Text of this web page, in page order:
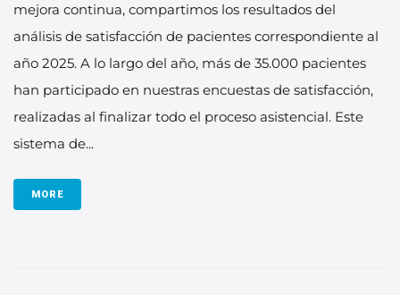
mejora continua, compartimos los resultados del
análisis de satisfacción de pacientes correspondiente al
año 2025. A lo largo del año, más de 35.000 pacientes
han participado en nuestras encuestas de satisfacción,
realizadas al finalizar todo el proceso asistencial. Este
sistema de...
MORE